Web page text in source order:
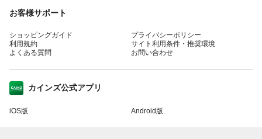
お客様サポート
ショッピングガイド
利用規約
よくある質問
プライバシーポリシー
サイト利用条件・推奨環境
お問い合わせ
カインズ公式アプリ
iOS版 Android版